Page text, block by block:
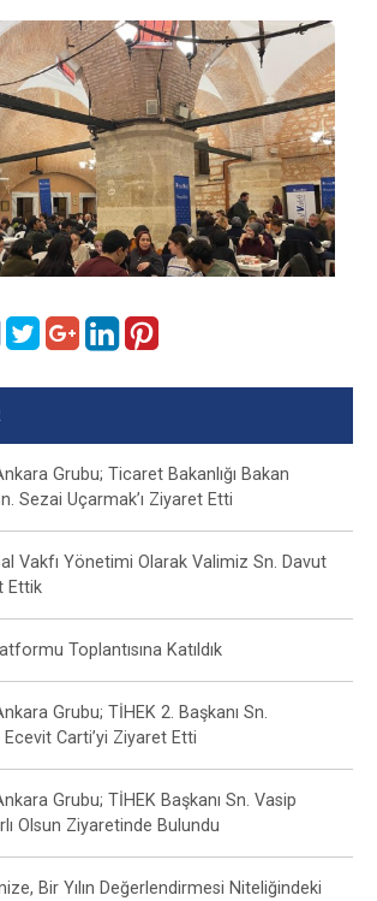
Grubu; Ticaret Bakanlığı Bakan
Sezai Uçarmak’ı Ziyaret Etti
Vakfı Yönetimi Olarak Valimiz Sn. Davut
Ettik
Toplantısına Katıldık
Grubu; TİHEK 2. Başkanı Sn.
Carti’yi Ziyaret Etti
Grubu; TİHEK Başkanı Sn. Vasip
Olsun Ziyaretinde Bulundu
Bir Yılın Değerlendirmesi Niteliğindeki